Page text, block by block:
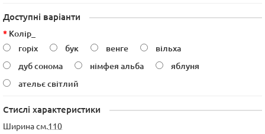
Доступні варіанти
Колір_
горіх
бук венге
вільха
дуб сонома
німфея альба
яблуня
ательє світлий
Стислі характеристики
Ширина см.110